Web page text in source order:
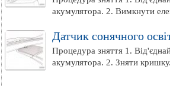
акумулятора. 2. Вимкнути
Датчик сонячного
Процедура зняття 1.
акумулятора. 2. Зняти